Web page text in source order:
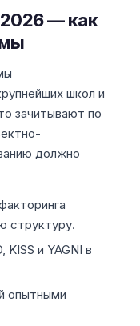
— как
школ и
зачитывают по
должно
структуру.
KISS и YAGNI в
опытными